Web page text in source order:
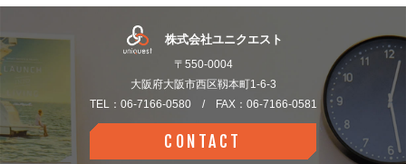
・当社の各事業に関するお問い合わせの方の個人情報
は、お問い合わせにお答えする及びご要望のあった資
料などをお送りするため
・資料請求の方の個人情報は、ご要望のあった資料な
どをお送りするため
・当社の採用応募の方の個人情報は、採用業務（選
株式会社ユニクエスト
〒550-0004
大阪府大阪市西区靱本町1-6-3
TEL：06-7166-0580 / FAX：06-7166-0581
CONTACT